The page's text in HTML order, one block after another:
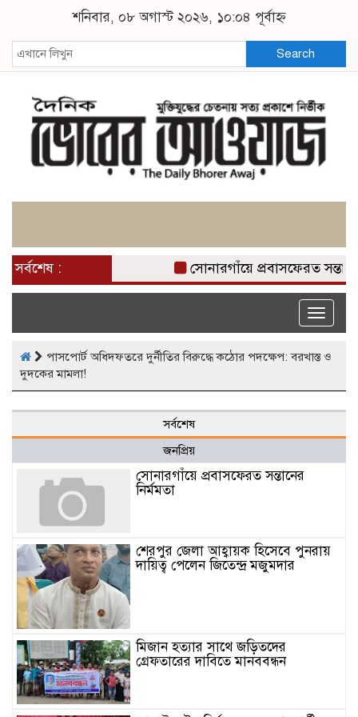
শনিবার, ০৮ অগাস্ট ২০২৬, ১০:০৪ পূর্বাহ্ন
Search
সর্বশেষ : সোনারগাঁয়ে প্রবাসফেরত
Toggle
পাসপোর্ট অধিদফতরে দুর্নীতির বিরুদ্ধে কঠোর পদক্ষেপ: বরখাস্ত ও
দুদকের মামলা!
সর্বশেষ
জনপ্রিয়
সোনারগাঁয়ে প্রবাসফেরত সন্তানের
নির্মমতা
শেরপুর জেলা আহ্বায়ক হিসেবে পুনরায়
দায়িত্ব পেলেন জিতেন্দ্র মজুমদার
মিজান হত্যার সাথে জড়িতদের
গ্রেফতারের দাবিতে মানববন্ধন